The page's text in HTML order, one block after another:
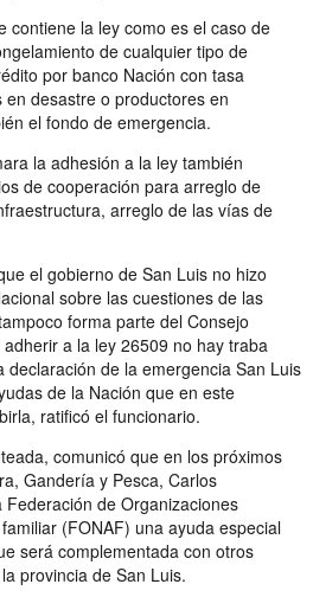
contiene la ley como es el caso de
de cualquier tipo de
por banco Nación con tasa
desastre o productores en
el fondo de emergencia.
la adhesión a la ley también
de cooperación para arreglo de
arreglo de las vías de
el gobierno de San Luis no hizo
sobre las cuestiones de las
forma parte del Consejo
a la ley 26509 no hay traba
declaración de la emergencia San Luis
de la Nación que en este
ratificó el funcionario.
comunicó que en los próximos
Gandería y Pesca, Carlos
de Organizaciones
(FONAF) una ayuda especial
será complementada con otros
provincia de San Luis.